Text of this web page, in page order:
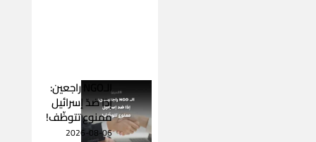
الـNGO راجعين:
إذا ضدّ إسرائيل
ممنوع تتوظّف!
2026-08-06